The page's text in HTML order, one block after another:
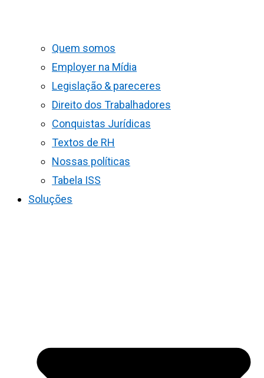
Quem somos
Employer na Mídia
Legislação & pareceres
Direito dos Trabalhadores
Conquistas Jurídicas
Textos de RH
Nossas políticas
Tabela ISS
Soluções